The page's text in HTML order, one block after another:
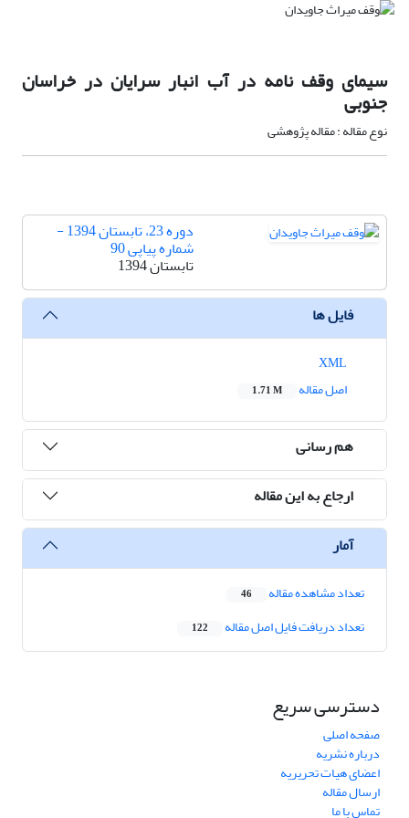
سیمای وقف نامه در آب انبار سرایان در خراسان
جنوبی
نوع مقاله : مقاله پژوهشی
دوره 23، تابستان 1394 -
شماره پیاپی 90
تابستان 1394
فایل ها
اصل مقاله
1.71 M
هم رسانی
ارجاع به این مقاله
آمار
تعداد مشاهده مقاله 46
تعداد دریافت فایل اصل مقاله 122
دسترسی سریع
صفحه اصلی
درباره نشریه
اعضای هیات تحریریه
ارسال مقاله
تماس با ما